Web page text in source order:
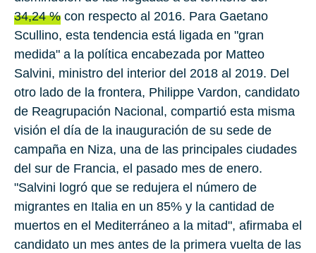
34,24 % con respecto al 2016. Para Gaetano
Scullino, esta tendencia está ligada en "gran
medida" a la política encabezada por Matteo
Salvini, ministro del interior del 2018 al 2019. Del
otro lado de la frontera, Philippe Vardon, candidato
de Reagrupación Nacional, compartió esta misma
visión el día de la inauguración de su sede de
campaña en Niza, una de las principales ciudades
del sur de Francia, el pasado mes de enero.
"Salvini logró que se redujera el número de
migrantes en Italia en un 85% y la cantidad de
muertos en el Mediterráneo a la mitad", afirmaba el
candidato un mes antes de la primera vuelta de las